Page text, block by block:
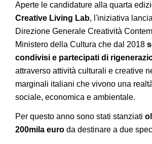
Aperte le candidature alla quarta
Creative Living Lab, l'iniziativa
Direzione Generale Creatività
Ministero della Cultura che dal 2018
condivisi e partecipati di
attraverso attività culturali e creative
marginali italiani che vivono una
sociale, economica e ambientale.
Per questo anno sono stati stanziati
200mila euro da destinare a due